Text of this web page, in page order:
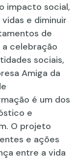
impacto social,
e diminuir
de
celebração
sociais,
Amiga da
é um dos
e
O projeto
e ações
entre a vida